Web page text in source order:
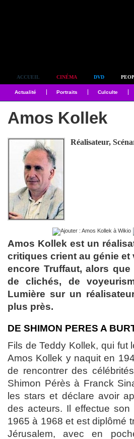
ACCUEIL CINÉMA DVD
Actualité Portraits Culculte
Amos Kollek
Réalisateur,
Amos Kollek est un
critiques crient au génie et
encore Truffaut, alors
de clichés, de
Lumière sur un
plus près.
DE SHIMON PERES A
Fils de Teddy Kollek, qui fut
Amos Kollek y naquit en
de rencontrer des
Shimon Pérès à Franck
les stars et déclare avoir
des acteurs. Il effectue son
1965 à 1968 et est diplômé
Jérusalem, avec en